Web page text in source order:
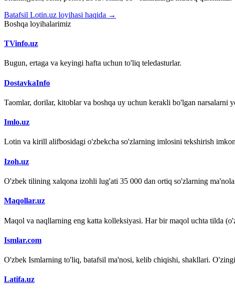
Batafsil Lotin.uz loyihasi haqida →
Boshqa loyihalarimiz
TVinfo.uz
Bugun, ertaga va keyingi hafta uchun to'liq teledasturlar.
DostavkaInfo
Taomlar, dorilar, kitoblar va boshqa uy uchun kerakli bo'lgan narsalarni
Imlo.uz
Lotin va kirill alifbosidagi o'zbekcha so'zlarning imlosini tekshirish
Izoh.uz
O'zbek tilining xalqona izohli lug'ati 35 000 dan ortiq so'zlarning
Maqollar.uz
Maqol va naqllarning eng katta kolleksiyasi. Har bir maqol uchta tilda
Ismlar.com
O'zbek Ismlarning to'liq, batafsil ma'nosi, kelib chiqishi, shakllari.
Latifa.uz